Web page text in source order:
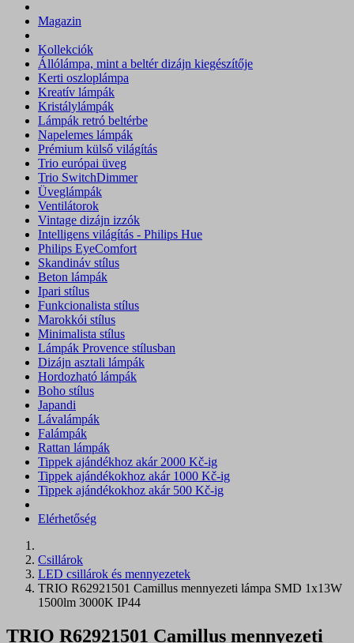
Magazin
Kollekciók
Állólámpa, mint a beltér dizájn kiegészítője
Kerti oszloplámpa
Kreatív lámpák
Kristálylámpák
Lámpák retró beltérbe
Napelemes lámpák
Prémium külső világítás
Trio európai üveg
Trio SwitchDimmer
Üveglámpák
Ventilátorok
Vintage dizájn izzók
Intelligens világítás - Philips Hue
Philips EyeComfort
Skandináv stílus
Beton lámpák
Ipari stílus
Funkcionalista stílus
Marokkói stílus
Minimalista stílus
Lámpák Provence stílusban
Dizájn asztali lámpák
Hordozható lámpák
Boho stílus
Japandi
Lávalámpák
Falámpák
Rattan lámpák
Tippek ajándékhoz akár 2000 Kč-ig
Tippek ajándékokhoz akár 1000 Kč-ig
Tippek ajándékokhoz akár 500 Kč-ig
Elérhetőség
Csillárok
LED csillárok és mennyezetek
TRIO R62921501 Camillus mennyezeti lámpa SMD 1x13W
1500lm 3000K IP44
TRIO R62921501 Camillus mennyezeti